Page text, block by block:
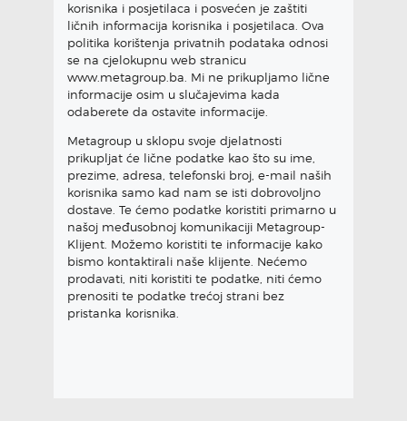
korisnika i posjetilaca i posvećen je zaštiti
ličnih informacija korisnika i posjetilaca. Ova
politika korištenja privatnih podataka odnosi
se na cjelokupnu web stranicu
www.metagroup.ba. Mi ne prikupljamo lične
informacije osim u slučajevima kada
odaberete da ostavite informacije.
Metagroup u sklopu svoje djelatnosti
prikupljat će lične podatke kao što su ime,
prezime, adresa, telefonski broj, e-mail naših
korisnika samo kad nam se isti dobrovoljno
dostave. Te ćemo podatke koristiti primarno u
našoj međusobnoj komunikaciji Metagroup-
Klijent. Možemo koristiti te informacije kako
bismo kontaktirali naše klijente. Nećemo
prodavati, niti koristiti te podatke, niti ćemo
prenositi te podatke trećoj strani bez
pristanka korisnika.